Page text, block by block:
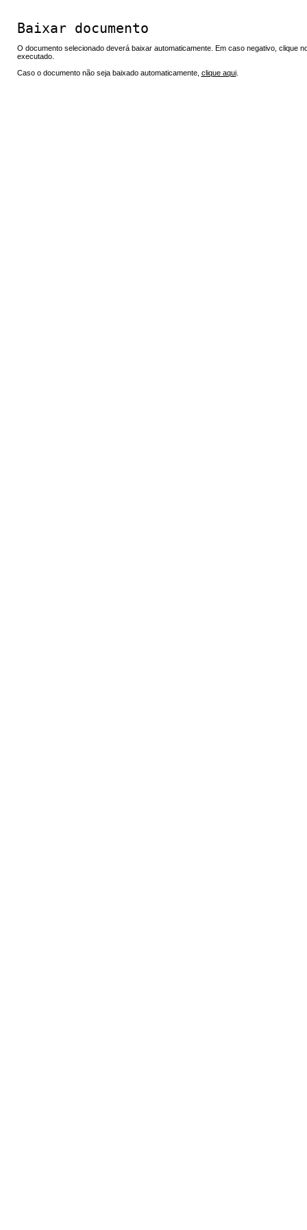
Baixar documento
O documento selecionado deverá baixar automaticamente. Em caso negativo, clique
executado.
Caso o documento não seja baixado automaticamente, clique aqui.